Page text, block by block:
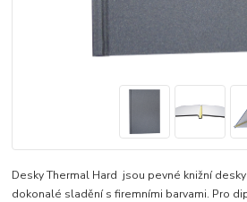
Desky Thermal Hard jsou pevné knižní
dokonalé sladění s firemními barvami. Pro